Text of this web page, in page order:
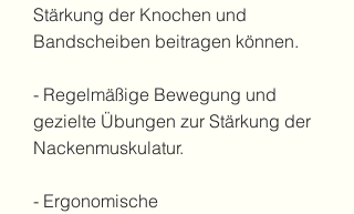
Stärkung der Knochen und
Bandscheiben beitragen können.
- Regelmäßige Bewegung und
gezielte Übungen zur Stärkung der
Nackenmuskulatur.
- Ergonomische